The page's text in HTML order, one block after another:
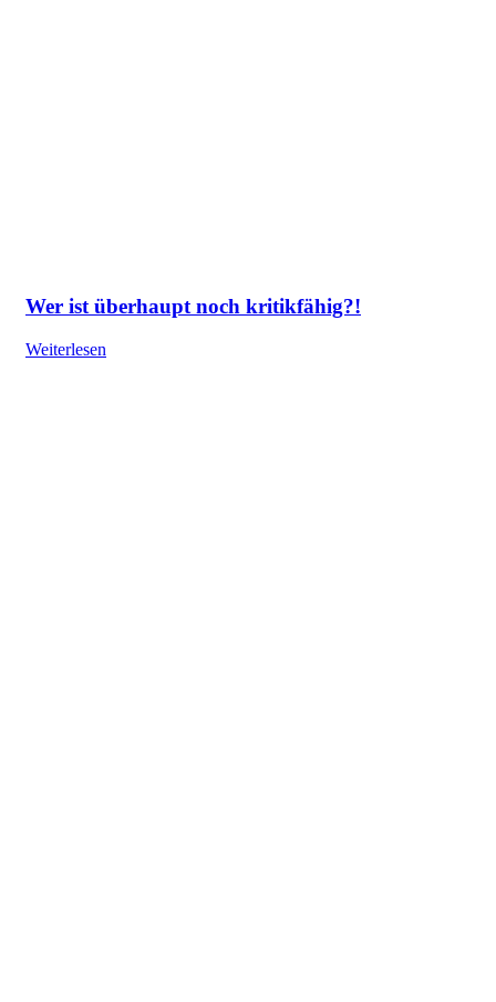
Wer ist überhaupt noch kritikfähig?!
Weiterlesen